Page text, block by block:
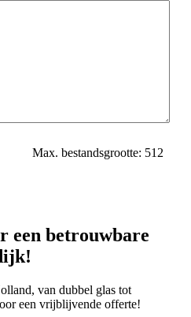
Max. bestandsgrootte: 512
een betrouwbare
van dubbel glas tot
een vrijblijvende offerte!